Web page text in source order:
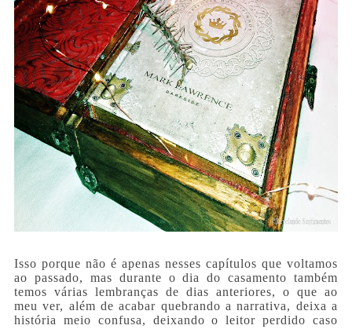
Isso porque não é apenas nesses capítulos que voltamos
ao passado, mas durante o dia do casamento também
temos várias lembranças de dias anteriores, o que ao
meu ver, além de acabar quebrando a narrativa, deixa a
história meio confusa, deixando o leitor perdido caso